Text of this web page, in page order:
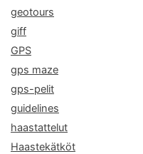
geotours
giff
GPS
gps maze
gps-pelit
guidelines
haastattelut
Haastekätköt